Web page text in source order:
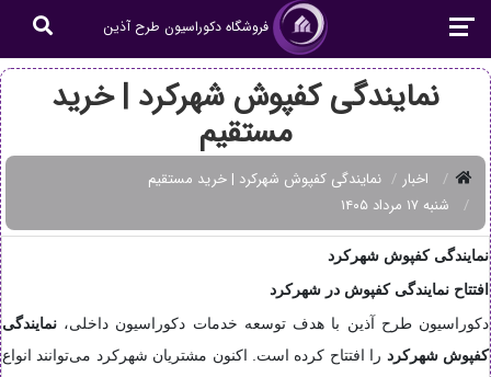
فروشگاه دکوراسیون طرح آذین
نمایندگی کفپوش شهرکرد | خرید
مستقیم
اخبار
نمایندگی کفپوش شهرکرد | خرید مستقیم
شنبه ۱۷ مرداد ۱۴۰۵
نمایندگی کفپوش شهرکرد
افتتاح نمایندگی کفپوش در شهرکرد
دکوراسیون طرح آذین با هدف توسعه خدمات دکوراسیون داخلی، نمایندگی
کفپوش شهرکرد را افتتاح کرده است. اکنون مشتریان شهرکرد می‌توانند انواع